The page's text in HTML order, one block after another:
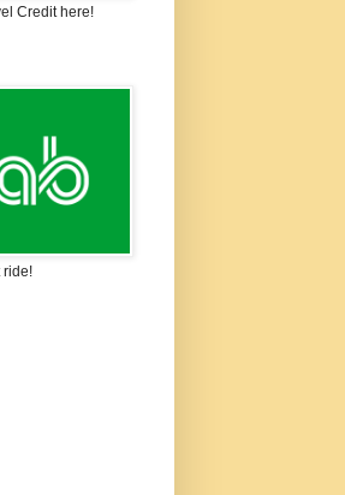
Credit here!
ride!